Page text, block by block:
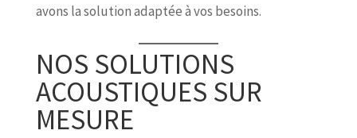
avons la solution adaptée à vos besoins.
NOS SOLUTIONS
ACOUSTIQUES SUR
MESURE